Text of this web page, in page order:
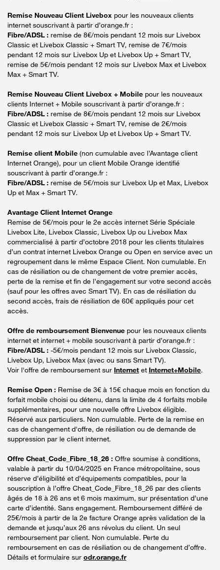
Remise Nouveau Client Livebox pour les nouveaux clients
internet souscrivant à partir d’orange.fr :
Fibre/ADSL : remise de 8€/mois pendant 12 mois sur Livebox
Classic et Livebox Classic + Smart TV, remise de 7€/mois
pendant 12 mois sur Livebox Up et Livebox Up + Smart TV,
remise de 5€/mois pendant 12 mois sur Livebox Max et Livebox
Max + Smart TV.
Remise Nouveau Client Livebox + Mobile pour les nouveaux
clients Internet + Mobile souscrivant à partir d’orange.fr :
Fibre/ADSL : remise de 8€/mois pendant 12 mois sur Livebox
Classic et Livebox Classic + Smart TV, remise de 2€/mois
pendant 12 mois sur Livebox Up et Livebox Up + Smart TV.
Remise client Mobile (non cumulable avec l’Avantage client
Internet Orange), pour un client Mobile Orange identifié
souscrivant à partir d’orange.fr :
Fibre/ADSL : remise de 5€/mois sur Livebox Up et Max, Livebox
Up et Max + Smart TV.
Avantage Client Internet Orange
Remise de 5€/mois pour le 2e accès internet Série Spéciale
Livebox Lite, Livebox Classic, Livebox Up ou Livebox Max
commercialisé à partir d’octobre 2018 pour les clients titulaires
d’un contrat internet Livebox Orange ou Open en service avec un
regroupement dans le même Espace Client. Non cumulable. En
cas de résiliation ou de changement de votre premier accès,
perte de la remise et fin de l’engagement sur votre second accès
(sauf pour les offres avec Smart TV). En cas de résiliation du
second accès, frais de résiliation de 60€ appliqués pour cet
accès.
Offre de remboursement Bienvenue pour les nouveaux clients
internet et internet + mobile souscrivant à partir d’orange.fr :
Fibre/ADSL : -5€/mois pendant 12 mois sur Livebox Classic,
Livebox Up, Livebox Max (avec ou sans Smart TV).
Voir l'offre de remboursement sur Internet et Internet+Mobile.
Remise Open : Remise de 3€ à 15€ chaque mois en fonction du
forfait mobile choisi ou détenu, dans la limite de 4 forfaits mobile
supplémentaires, pour une nouvelle offre Livebox éligible.
Réservé aux particuliers. Non cumulable. Perte de la remise en
cas de changement d'offre, de résiliation ou de demande de
suppression par le client internet.
Offre Cheat_Code_Fibre_18_26 : Offre soumise à conditions,
valable à partir du 10/04/2025 en France métropolitaine, sous
réserve d’éligibilité et d’équipements compatibles, pour la
souscription à l’offre Cheat_Code_Fibre_18_26 par des clients
âgés de 18 à 26 ans et 6 mois maximum, sur présentation d’une
carte d’identité. Sans engagement. Remboursement différé de
25€/mois à partir de la 2e facture Orange après validation de la
demande et jusqu’aux 26 ans révolus du client. Un seul
remboursement par client. Non cumulable. Perte du
remboursement en cas de résiliation ou de changement d’offre.
Détails et formulaire sur odr.orange.fr